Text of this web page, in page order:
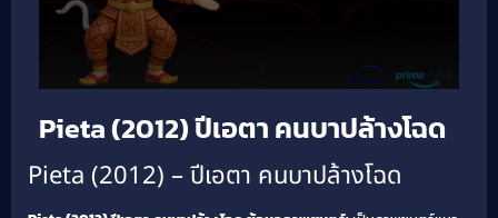
Pieta (2012) ปีเอตา คนบาปล้างโฉด
Pieta (2012) – ปีเอตา คนบาปล้างโฉด